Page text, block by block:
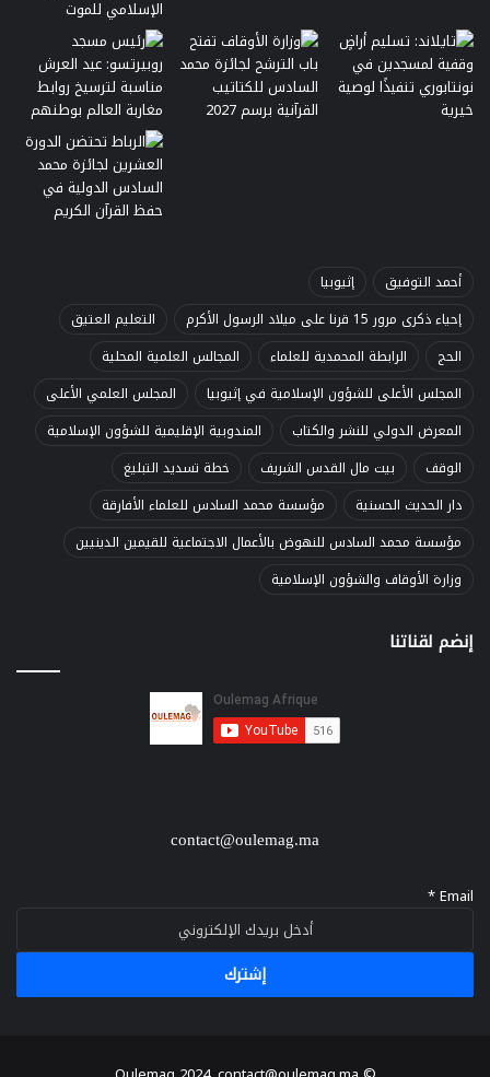
أحمد التوفيق
إثيوبيا
إحياء ذكرى مرور 15 قرنا على ميلاد الرسول الأكرم
التعليم العتيق
الحج
الرابطة المحمدية للعلماء
المجالس العلمية المحلية
المجلس الأعلى للشؤون الإسلامية في إثيوبيا
المجلس العلمي الأعلى
المعرض الدولي للنشر والكتاب
المندوبية الإقليمية للشؤون الإسلامية
الوقف
بيت مال القدس الشريف
خطة تسديد التبليغ
دار الحديث الحسنية
مؤسسة محمد السادس للعلماء الأفارقة
مؤسسة محمد السادس للنهوض بالأعمال الاجتماعية للقيمين الدينيين
وزارة الأوقاف والشؤون الإسلامية
إنضم لقناتنا
contact@oulemag.ma
Email
*
إشترك